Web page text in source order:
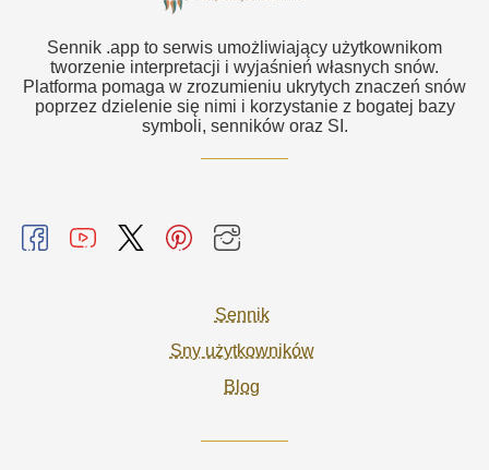
Sennik .app to serwis umożliwiający użytkownikom
tworzenie interpretacji i wyjaśnień własnych snów.
Platforma pomaga w zrozumieniu ukrytych znaczeń snów
poprzez dzielenie się nimi i korzystanie z bogatej bazy
symboli, senników oraz SI.
Sennik
Sny użytkowników
Blog